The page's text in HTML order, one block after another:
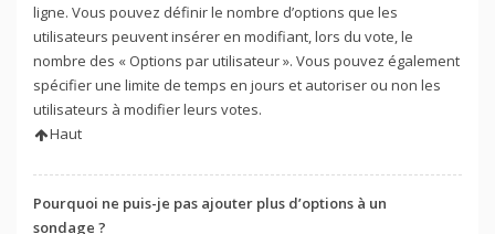
ligne. Vous pouvez définir le nombre d’options que les
utilisateurs peuvent insérer en modifiant, lors du vote, le
nombre des « Options par utilisateur ». Vous pouvez également
spécifier une limite de temps en jours et autoriser ou non les
utilisateurs à modifier leurs votes.
Haut
Pourquoi ne puis-je pas ajouter plus d’options à un
sondage ?